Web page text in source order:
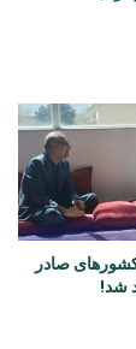
صادر
شد!